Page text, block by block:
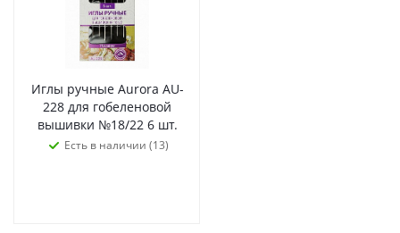
Иглы ручные Aurora AU-
228 для гобеленовой
вышивки №18/22 6 шт.
Есть в наличии (13)